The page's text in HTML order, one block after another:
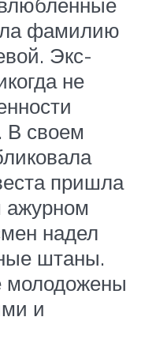
фамилию
Экс-
не
В своем
пришла
ажурном
надел
штаны.
молодожены
и